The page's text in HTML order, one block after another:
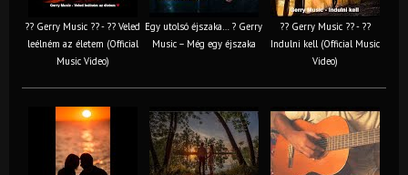
?? Gerry Music ?? - ?? Veled
leélném az életem (Official
Music Video)
Egy utolsó éjszaka… ? Gerry
Music – Még egy éjszaka
?? Gerry Music ?? - ??
Indulni kell (Official Music
Video)